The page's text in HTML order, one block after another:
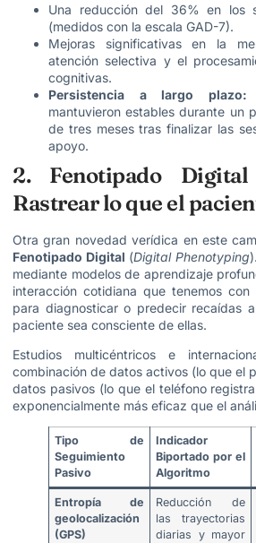
Una reducción del 36% en los
(medidos con la escala GAD-7).
Mejoras significativas en la
atención selectiva y el
cognitivas.
Persistencia a largo plazo:
mantuvieron estables durante un
de tres meses tras finalizar las
apoyo.
2. Fenotipado
Rastrear lo que el
Otra gran novedad verídica en este
Fenotipado Digital (Digital Phenotyping
mediante modelos de aprendizaje
interacción cotidiana que tenemos con
para diagnosticar o predecir recaídas
paciente sea consciente de ellas.
Estudios multicéntricos e
combinación de datos activos (lo que el
datos pasivos (lo que el teléfono
exponencialmente más eficaz que el
Tipo de
Seguimiento
Pasivo
Indicador
Biportado por el
Algoritmo
Entropía de
geolocalización
(GPS)
Reducción de
las trayectorias
diarias y mayor